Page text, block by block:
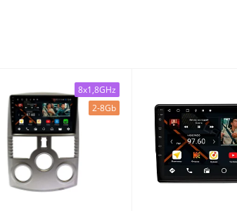
8x1,8GHz
2-8Gb